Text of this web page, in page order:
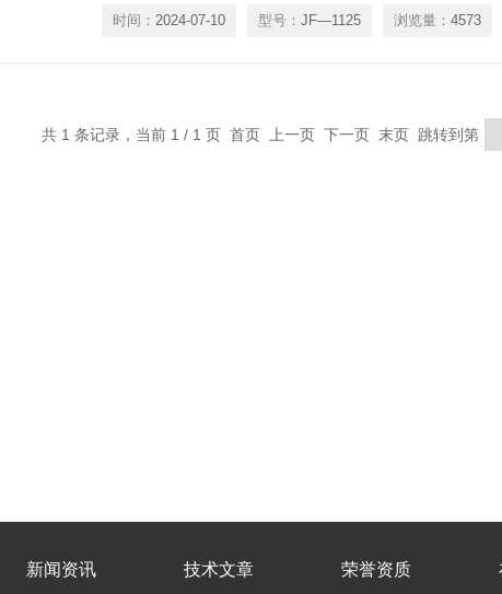
时间： 2024-07-10 型号： JF—1125 浏览量： 4573
共 1 条记录，当前 1 / 1 页 首页 上一页 下一页 末页 跳转到第
新闻资讯 技术文章 荣誉资质